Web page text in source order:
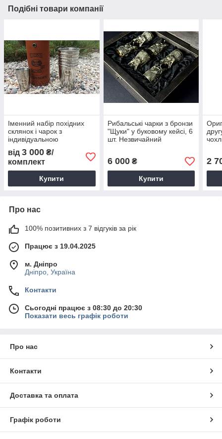
Подібні товари компанії
Іменний набір похідних
склянок і чарок з
індивідуальною
гравіюванням, в
шкіряному чохлі ручної
роботи
від 3 000 ₴/
комплект
Купити
Рибальські чарки з бронзи
"Щуки" у буковому кейсі, 6
шт. Незвичайний
6 000₴
Купити
2
Про нас
100% позитивних з 7 відгуків за рік
Працює з 19.04.2025
м. Дніпро
Дніпро, Україна
Контакти
Сьогодні працює з 08:30 до 20:30
Показати весь графік роботи
Про нас
Контакти
Доставка та оплата
Графік роботи